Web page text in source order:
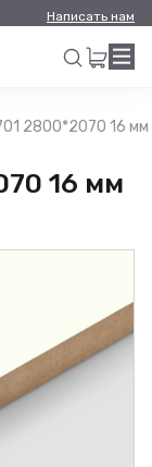
Написать нам
Искать
2800*2070 16 мм
16 мм